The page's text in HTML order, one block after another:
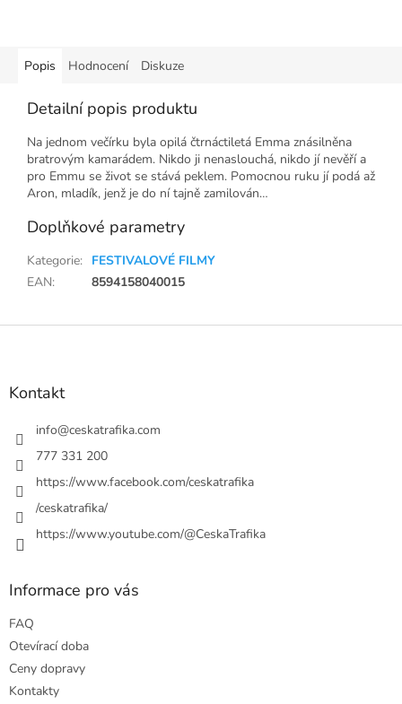
Popis Hodnocení Diskuze
Detailní popis produktu
Na jednom večírku byla opilá čtrnáctiletá Emma znásilněna
bratrovým kamarádem. Nikdo ji nenaslouchá, nikdo jí nevěří a
pro Emmu se život se stává peklem. Pomocnou ruku jí podá až
Aron, mladík, jenž je do ní tajně zamilován…
Doplňkové parametry
Kategorie: FESTIVALOVÉ FILMY
EAN: 8594158040015
Z
Kontakt
info@ceskatrafika.com
777 331 200
https://www.facebook.com/ceskatrafika
/ceskatrafika/
https://www.youtube.com/@CeskaTrafika
Informace pro vás
FAQ
Otevírací doba
Ceny dopravy
Kontakty